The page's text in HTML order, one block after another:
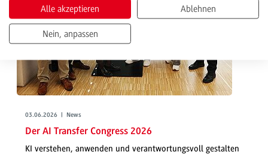
03.06.2026 | News
Der AI Transfer Congress 2026
KI verstehen, anwenden und verantwortungsvoll gestalten
Alle akzeptieren Ablehnen
Nein, anpassen